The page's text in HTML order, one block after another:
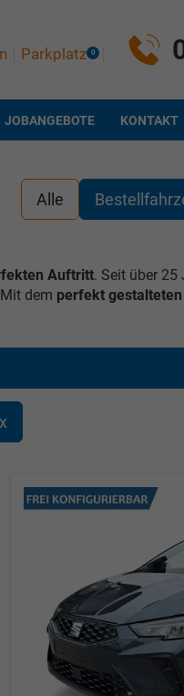
Parkplatz 0
JOBANGEBOTE KONTAKT
Alle
Auftritt. Seit über 25
dem perfekt